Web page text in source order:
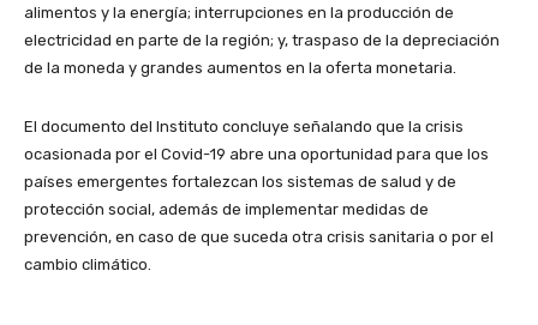
alimentos y la energía; interrupciones en la producción de
electricidad en parte de la región; y, traspaso de la depreciación
de la moneda y grandes aumentos en la oferta monetaria.
El documento del Instituto concluye señalando que la crisis
ocasionada por el Covid-19 abre una oportunidad para que los
países emergentes fortalezcan los sistemas de salud y de
protección social, además de implementar medidas de
prevención, en caso de que suceda otra crisis sanitaria o por el
cambio climático.